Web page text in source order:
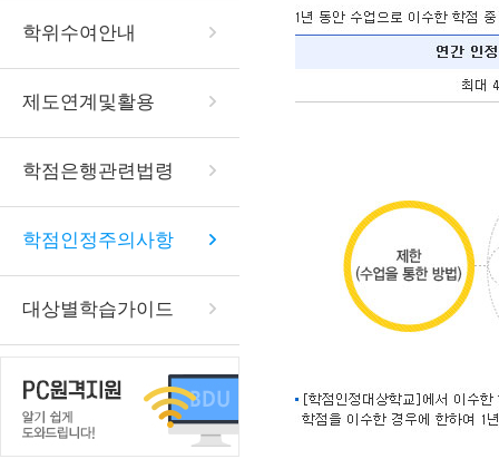
학위수여안내
제도연계및활용
학점은행관련법령
학점인정주의사항
대상별학습가이드